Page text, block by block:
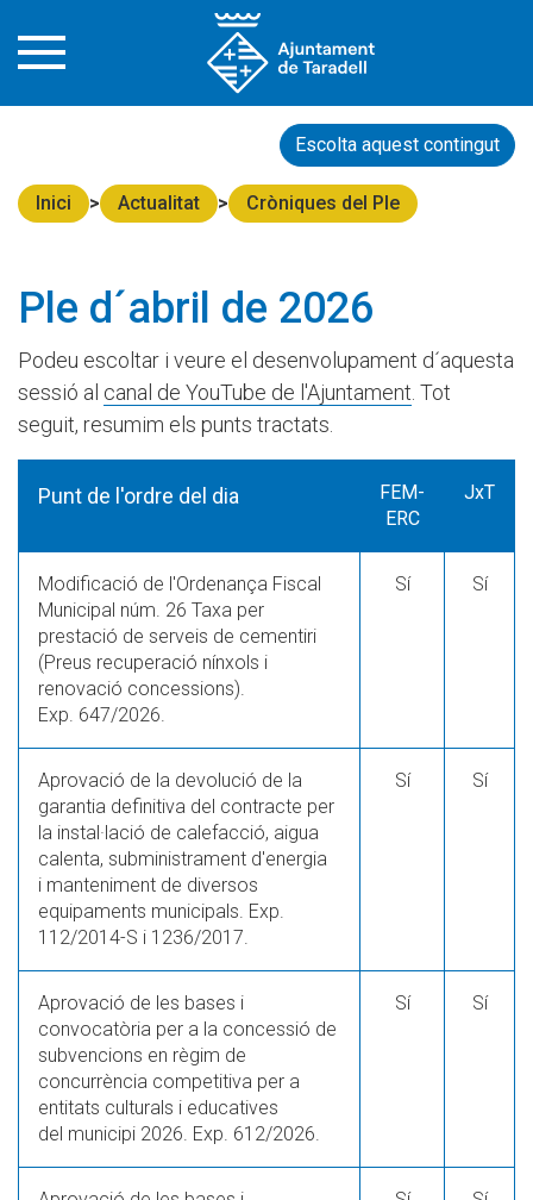
Escolta aquest contingut
Inici Actualitat Cròniques del Ple
Ple d´abril de 2026
Podeu escoltar i veure el desenvolupament d´aquesta
sessió al canal de YouTube de l'Ajuntament . Tot
seguit, resumim els punts tractats.
Punt de l'ordre del dia
FEM-
ERC
JxT
Modificació de l'Ordenança Fiscal
Municipal núm. 26 Taxa per
prestació de serveis de cementiri
(Preus recuperació nínxols i
renovació concessions).
Exp. 647/2026.
Sí Sí
Aprovació de la devolució de la
garantia definitiva del contracte per
la instal·lació de calefacció, aigua
calenta, subministrament d'energia
i manteniment de diversos
equipaments municipals. Exp.
112/2014-S i 1236/2017.
Sí Sí
Aprovació de les bases i
convocatòria per a la concessió de
subvencions en règim de
concurrència competitiva per a
entitats culturals i educatives
del municipi 2026. Exp. 612/2026.
Sí Sí